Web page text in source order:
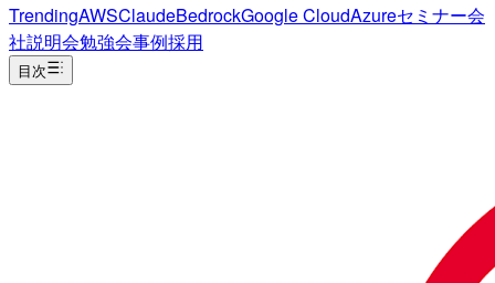
TrendingAWSClaudeBedrockGoogle CloudAzureセミナー会
社説明会勉強会事例採用
目次